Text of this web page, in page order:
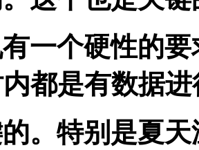
一个硬性的
都是有数据
。特别是夏